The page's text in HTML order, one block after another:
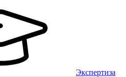
Экспертиза